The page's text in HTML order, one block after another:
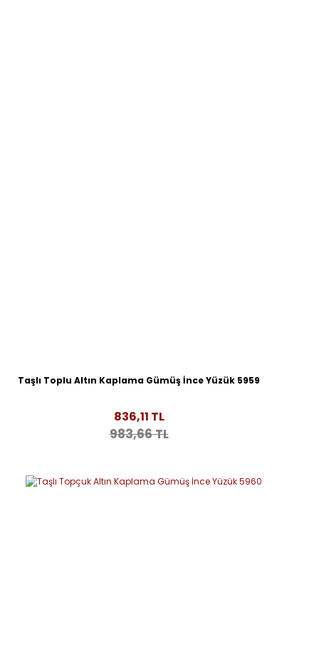
Taşlı Toplu Altın Kaplama Gümüş İnce Yüzük 5959
836,11 TL
983,66 TL